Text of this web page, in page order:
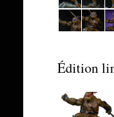
Édition